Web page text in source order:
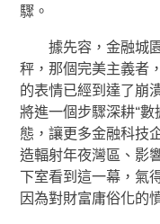
驟。
據先容，金融城
秤，那個完美主義者
的表情已經到達了崩
將進一個步驟深耕“
態，讓更多金融科技
造輻射年夜灣區、影
下室看到這一幕，氣
因為對財富庸俗化的